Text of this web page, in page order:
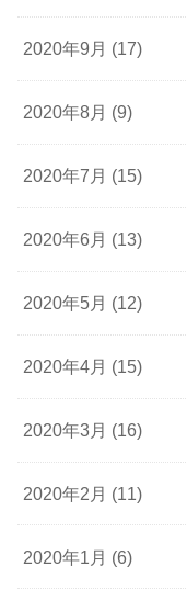
2020年9月 (17)
2020年8月 (9)
2020年7月 (15)
2020年6月 (13)
2020年5月 (12)
2020年4月 (15)
2020年3月 (16)
2020年2月 (11)
2020年1月 (6)